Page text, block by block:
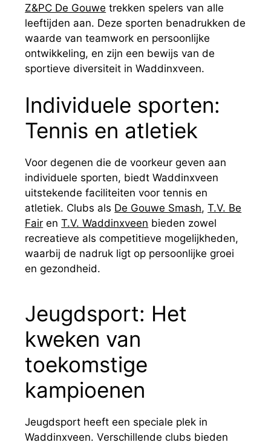
Z&PC De Gouwe trekken spelers van alle
leeftijden aan. Deze sporten benadrukken de
waarde van teamwork en persoonlijke
ontwikkeling, en zijn een bewijs van de
sportieve diversiteit in Waddinxveen.
Individuele sporten:
Tennis en atletiek
Voor degenen die de voorkeur geven aan
individuele sporten, biedt Waddinxveen
uitstekende faciliteiten voor tennis en
atletiek. Clubs als De Gouwe Smash,T.V. Be
Fair enT.V. Waddinxveen bieden zowel
recreatieve als competitieve mogelijkheden,
waarbij de nadruk ligt op persoonlijke groei
en gezondheid.
Jeugdsport: Het
kweken van
toekomstige
kampioenen
Jeugdsport heeft een speciale plek in
Waddinxveen. Verschillende clubs bieden